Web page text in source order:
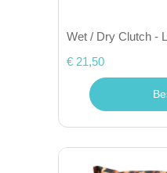
Wet / Dry Clutch -
€ 21,50